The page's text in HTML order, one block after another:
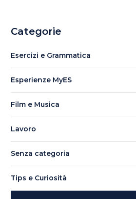
Categorie
Esercizi e Grammatica
Esperienze MyES
Film e Musica
Lavoro
Senza categoria
Tips e Curiosità